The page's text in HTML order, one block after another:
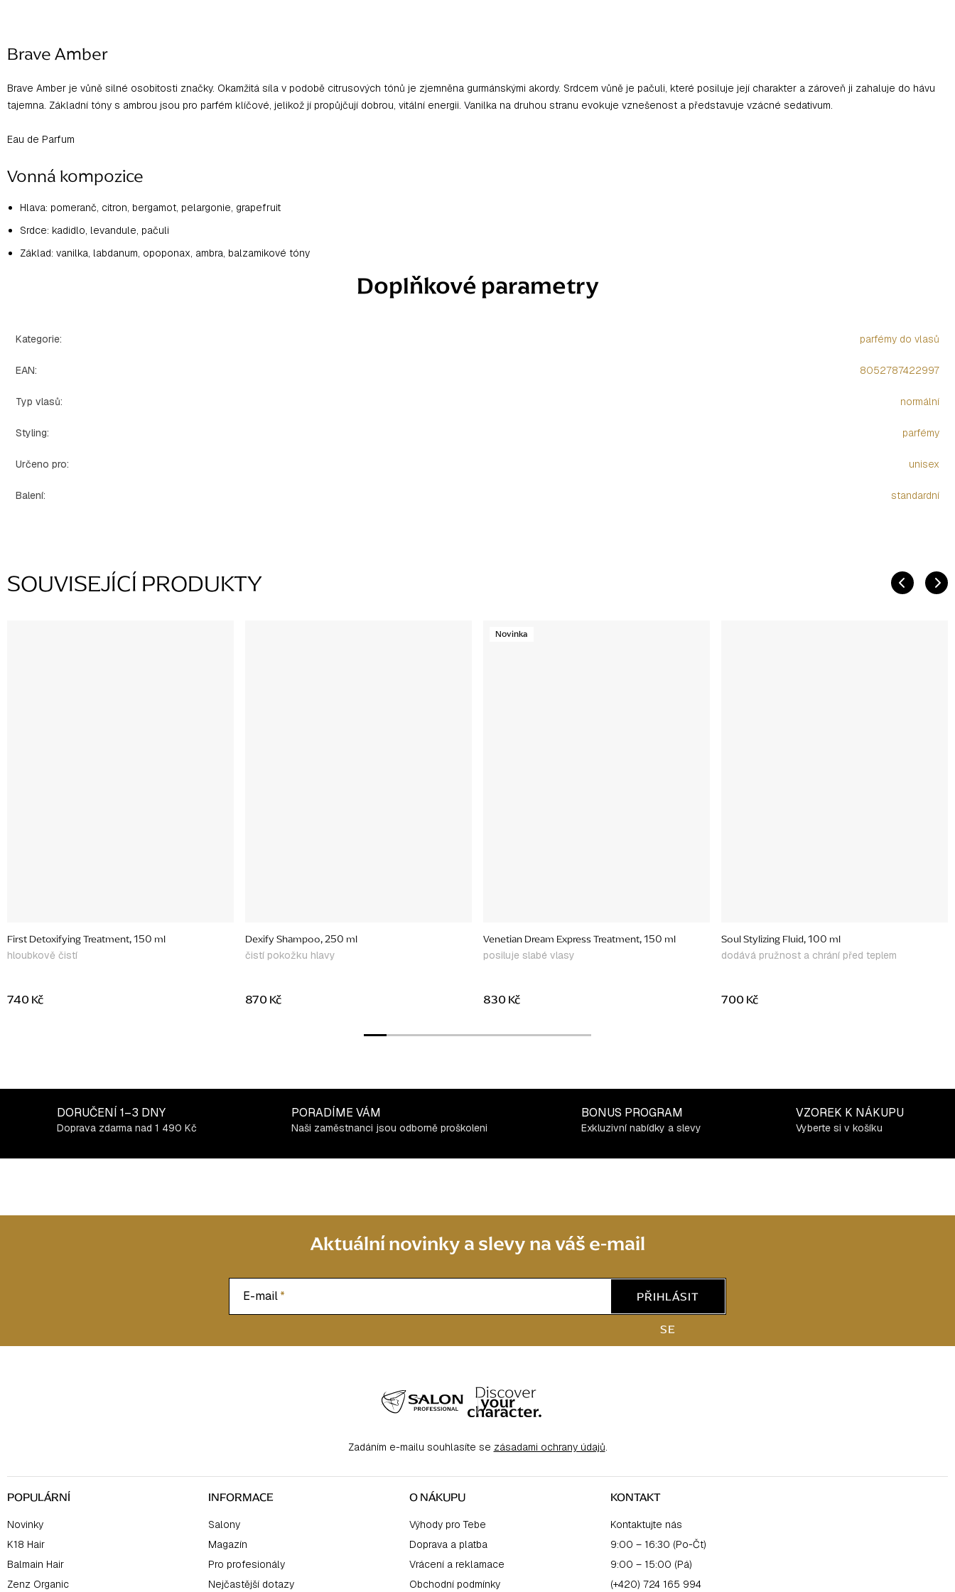
Brave Amber
Brave Amber je vůně silné osobitosti značky. Okamžitá síla v podobě citrusových tónů je zjemněna gurmánskými akordy. Srdcem vůně je pačuli, které posiluje její charakter a zároveň ji zahaluje do hávu
tajemna. Základní tóny s ambrou jsou pro parfém klíčové, jelikož jí propůjčují dobrou, vitální energii. Vanilka na druhou stranu evokuje vznešenost a představuje vzácné sedativum.
Eau de Parfum
Vonná kompozice
Hlava: pomeranč, citron, bergamot, pelargonie, grapefruit
Srdce: kadidlo, levandule, pačuli
Základ: vanilka, labdanum, opoponax, ambra, balzamikové tóny
Doplňkové parametry
Kategorie: parfémy do vlasů
EAN: 8052787422997
Typ vlasů: normální
Styling: parfémy
Určeno pro: unisex
Balení: standardní
SOUVISEJÍCÍ PRODUKTY
First Detoxifying Treatment, 150 ml
hloubkově čistí
740 Kč
Dexify Shampoo, 250 ml
čistí pokožku hlavy
870 Kč
Novinka
Venetian Dream Express Treatment, 150 ml
posiluje slabé vlasy
830 Kč
Soul Stylizing Fluid, 100 ml
dodává pružnost a chrání před teplem
700 Kč
DORUČENÍ 1–3 DNY
Doprava zdarma nad 1 490 Kč
PORADÍME VÁM
Naši zaměstnanci jsou odborně proškoleni
BONUS PROGRAM
Exkluzivní nabídky a slevy
VZOREK K NÁKUPU
Vyberte si v košíku
Aktuální novinky a slevy na váš e-mail
E-mail
PŘIHLÁSIT
SE
Zadáním e-mailu souhlasíte se zásadami ochrany údajů.
POPULÁRNÍ
Novinky
K18 Hair
Balmain Hair
Zenz Organic
INFORMACE
Salony
Magazín
Pro profesionály
Nejčastější dotazy
O NÁKUPU
Výhody pro Tebe
Doprava a platba
Vrácení a reklamace
Obchodní podmínky
KONTAKT
Kontaktujte nás
9:00 – 16:30 (Po-Čt)
9:00 – 15:00 (Pá)
(+420) 724 165 994